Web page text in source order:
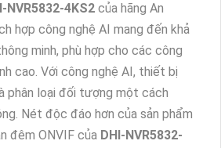
NVR5832-4KS2 của hãng An
hợp công nghệ AI mang đến khả
minh, phù hợp cho các công
cao. Với công nghệ AI, thiết bị
phân loại đối tượng một cách
Nét độc đáo hơn của sản phẩm
đêm ONVIF của DHI-NVR5832-